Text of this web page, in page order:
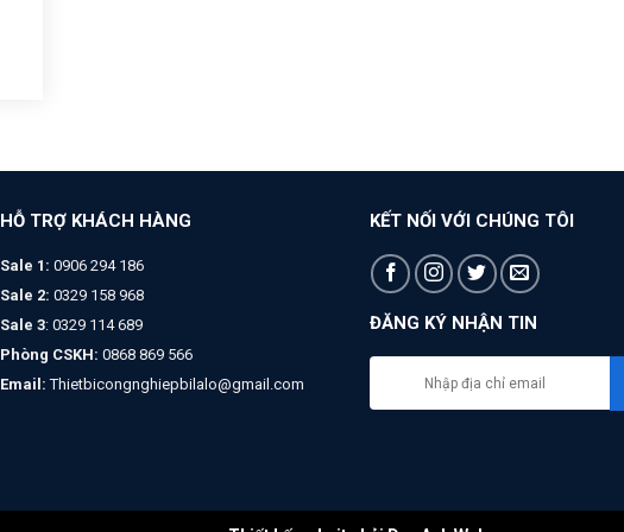
HỖ TRỢ KHÁCH HÀNG
Sale 1:0906 294 186
Sale 2: 0329 158 968
Sale 3: 0329 114 689
Phòng CSKH: 0868 869 566
Email: Thietbicongnghiepbilalo@gmail.com
KẾT NỐI VỚI CHÚNG TÔI
ĐĂNG KÝ NHẬN TIN